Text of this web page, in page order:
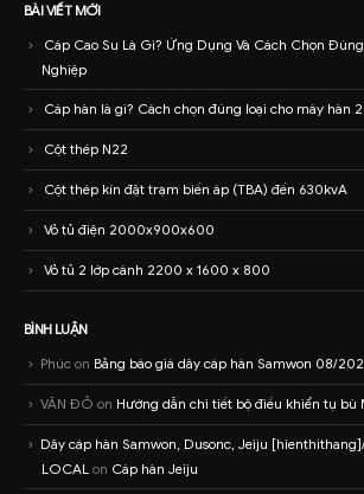
BÀI VIẾT MỚI
Cáp Cao Su Là Gì? Ứng Dụng Và Cách Chọn
Nghiệp
Cáp hàn là gì? Cách chọn đúng loại cho máy hàn
Cột thép N22
Cột thép kín đặt trạm biến áp (TBA) đến 630kvA
Vỏ tủ điện 2000x900x600
Vỏ tủ 2 lớp cánh 2200 x 1600 x 800
BÌNH LUẬN
Phúc on Bảng báo giá dây cáp hàn Samwon 08/
VĂN ĐỎ on Hướng dẫn chi tiết bộ điều khiển tụ bù
Dây cáp hàn Samwon, Dusonc, Jeiju
LOCAL on Cáp hàn Jeiju